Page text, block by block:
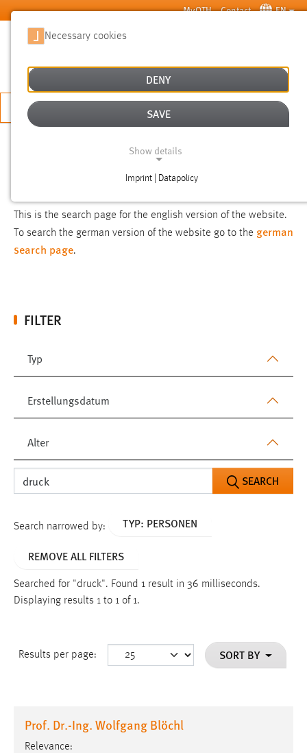
Skip to main content MyOTH Contact EN
APPLY NOW
This is the search page for the english version of the website.
To search the german version of the website go to the german
search page.
FILTER
Typ
Erstellungsdatum
Alter
SEARCH
Search narrowed by: TYP: PERSONEN
REMOVE ALL FILTERS
Searched for "druck". Found 1 result in 36 milliseconds.
Displaying results 1 to 1 of 1.
Results per page: SORT BY
Prof. Dr.-Ing. Wolfgang Blöchl
Relevance:
Necessary cookies
DENY
SAVE
Show details
Imprint | Datapolicy